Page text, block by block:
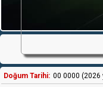
Doğum Tarihi: 00 0000 (2026